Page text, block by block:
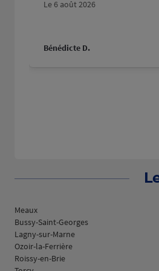
42.96
km
163 AVENUE
93190 LIVRY GARGAN
Le 6 août 2026
Bénédicte D.
Meaux
Bussy-Saint-Georges
Lagny-sur-Marne
Ozoir-la-Ferrière
Roissy-en-Brie